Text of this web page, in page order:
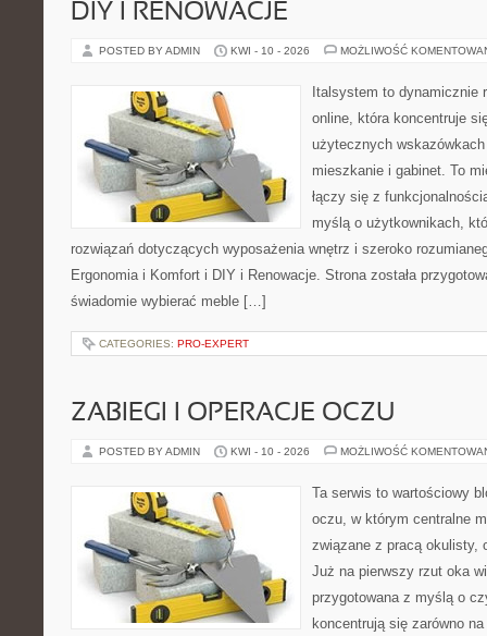
DIY I RENOWACJE
POSTED BY ADMIN KWI - 10 - 2026 MOŻLIWOŚĆ
Italsystem to dynamicznie
online, która koncentruje
użytecznych
mieszkanie i gabinet. To
łączy się z
myślą o użytkownikach,
rozwiązań dotyczących wyposażenia wnętrz i szeroko
Ergonomia i Komfort i DIY i Renowacje. Strona została
świadomie wybierać meble […]
CATEGORIES: PRO-EXPERT
ZABIEGI I OPERACJE OCZU
POSTED BY ADMIN KWI - 10 - 2026 MOŻLIWOŚĆ
Ta serwis to wartościowy
oczu, w którym centralne
związane z pracą okulisty,
Już na pierwszy rzut oka
przygotowana z myślą o
koncentrują się zarówno